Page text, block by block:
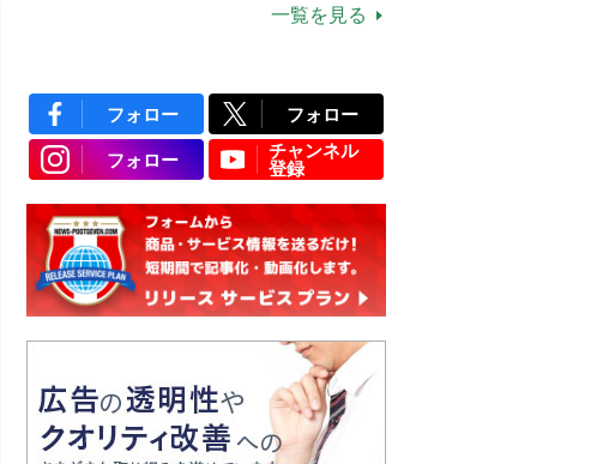
一覧を見る
フォロー フォロー
フォロー
チャンネル
登録